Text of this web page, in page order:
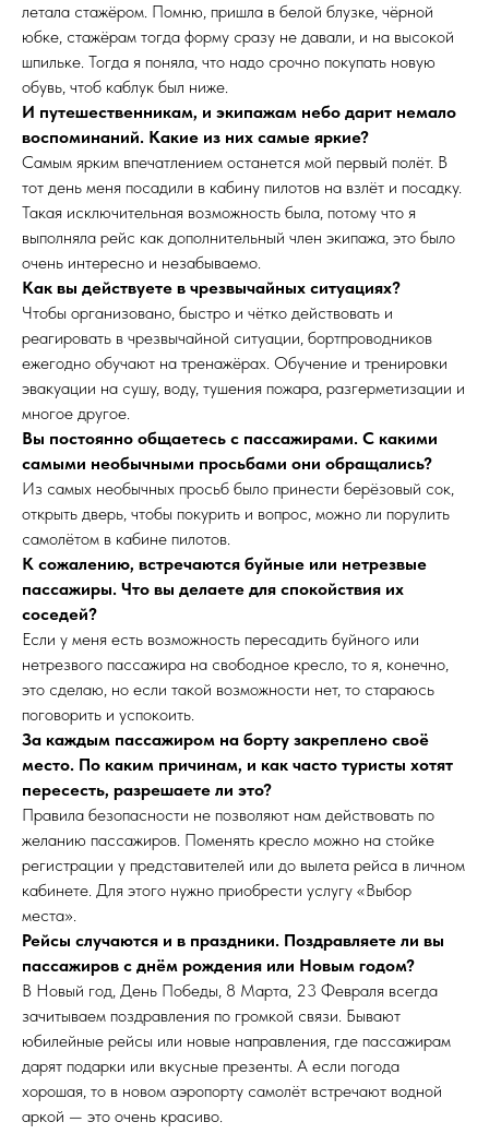
летала стажёром. Помню, пришла в белой блузке, чёрной
юбке, стажёрам тогда форму сразу не давали, и на высокой
шпильке. Тогда я поняла, что надо срочно покупать новую
обувь, чтоб каблук был ниже.
И путешественникам, и экипажам небо дарит немало
воспоминаний. Какие из них самые яркие?
Самым ярким впечатлением останется мой первый полёт. В
тот день меня посадили в кабину пилотов на взлёт и посадку.
Такая исключительная возможность была, потому что я
выполняла рейс как дополнительный член экипажа, это было
очень интересно и незабываемо.
Как вы действуете в чрезвычайных ситуациях?
Чтобы организовано, быстро и чётко действовать и
реагировать в чрезвычайной ситуации, бортпроводников
ежегодно обучают на тренажёрах. Обучение и тренировки
эвакуации на сушу, воду, тушения пожара, разгерметизации и
многое другое.
Вы постоянно общаетесь с пассажирами. С какими
самыми необычными просьбами они обращались?
Из самых необычных просьб было принести берёзовый сок,
открыть дверь, чтобы покурить и вопрос, можно ли порулить
самолётом в кабине пилотов.
К сожалению, встречаются буйные или нетрезвые
пассажиры. Что вы делаете для спокойствия их
соседей?
Если у меня есть возможность пересадить буйного или
нетрезвого пассажира на свободное кресло, то я, конечно,
это сделаю, но если такой возможности нет, то стараюсь
поговорить и успокоить.
За каждым пассажиром на борту закреплено своё
место. По каким причинам, и как часто туристы хотят
пересесть, разрешаете ли это?
Правила безопасности не позволяют нам действовать по
желанию пассажиров. Поменять кресло можно на стойке
регистрации у представителей или до вылета рейса в личном
кабинете. Для этого нужно приобрести услугу «Выбор
места».
Рейсы случаются и в праздники. Поздравляете ли вы
пассажиров с днём рождения или Новым годом?
В Новый год, День Победы, 8 Марта, 23 Февраля всегда
зачитываем поздравления по громкой связи. Бывают
юбилейные рейсы или новые направления, где пассажирам
дарят подарки или вкусные презенты. А если погода
хорошая, то в новом аэропорту самолёт встречают водной
аркой — это очень красиво.